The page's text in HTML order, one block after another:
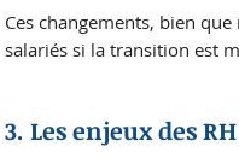
Ces changements, bien que
salariés si la transition est
3. Les enjeux des